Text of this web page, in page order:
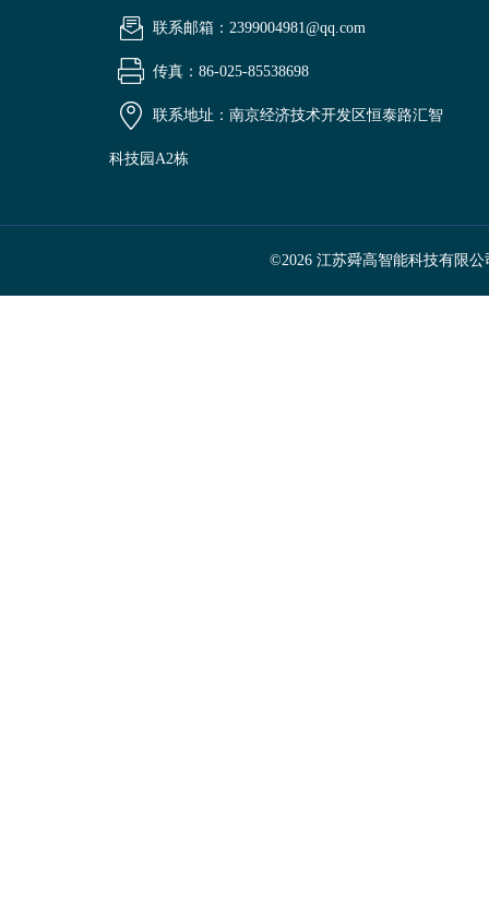
联系邮箱：2399004981@qq.com
传真：86-025-85538698
联系地址：南京经济技术开发区恒泰路汇智
科技园A2栋
©2026 江苏舜高智能科技有限